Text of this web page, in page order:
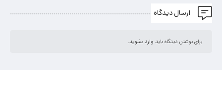
ارسال دیدگاه
برای نوشتن دیدگاه باید وارد بشوید.